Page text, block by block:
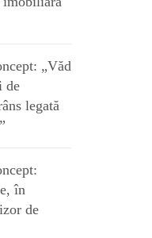
„Văd
de
legată
în
de